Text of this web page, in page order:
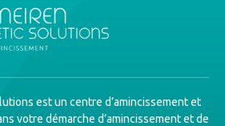
est un centre d’amincissement et
votre démarche d’amincissement et de